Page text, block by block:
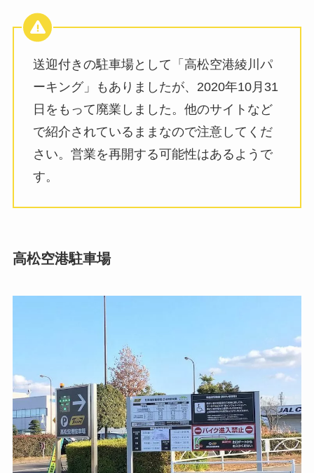
送迎付きの駐車場として「高松空港綾川パ
ーキング」もありましたが、2020年10月31
日をもって廃業しました。他のサイトなど
で紹介されているままなので注意してくだ
さい。営業を再開する可能性はあるようで
す。
高松空港駐車場